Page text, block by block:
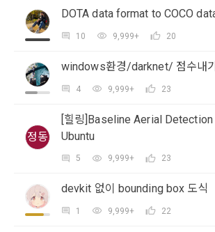
소셜 계정으로 로그인
로그인 하시려면 아래 이메일로 인증이 필요합니
시 보내시겠습니까?
데이콘 회원가입을 환영합니다. 메일 인증은 데
을 위한 필수 절차입니다. 아래 이메일을 인증하
의하고 "회사"와 이용 계약을 체결한 개인을
4. “인재회원”이라 함은 “데이콘 인재풀 서비
용 의뢰 “기업회원”에게 개인정보, 프로젝트,
는 것에 동의한 “개인회원”을 말한다.
용 의뢰 서비스 등을 이용하기 위해 “회사”와
인 또는 법인을 말한다.
6. “해커톤”이라 함은 “회사”가 “사이트”에 출
선정하는 제반 행위를 말한다.
7. “대회"라 함은 “기업회원”이 인력을 채용하
개인정보 침해사고가 발생하는 경우, 추가적
이미 발생한 피해를 복구하기 위해 누구에게
움을 받을 수 있는지 알려 드립니다.
그 무엇보다도, 개인정보와 관련하여 데이콘
리 및 의무 관계를 규정하여 이용자의 ‘개인정
보장하는 수단이 됩니다.
2. 개인정보의 수집 및 이용목적
데이콘 주식회사(이하 “회사”)는 다음 목적
단, 할인, 이벤트 및 이용자 맞춤형 상품 추천
안내 서비스가 제한됩니다.
3. 서비스 정보 수신 동의 철회
DACON에서 제공하는 마케팅 정보를 원하지
의(선택)’에서 철회를 요청할 수 있습니다.
또한 향후 마케팅 활용에 새롭게 동의하고자 하
계정관리 페이지의 하단 마케팅(대회 진행, 교
2021.05.25
DOTA data format to COCO
10 9,999+ 20
windows환경/darknet/ 점수내기
4 9,999+ 23
정동
[힐링]Baseline Aerial
Ubuntu
5 9,999+ 23
devkit 없이 bounding box 도식
1 9,999+ 22